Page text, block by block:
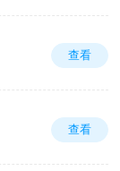
查看
查看